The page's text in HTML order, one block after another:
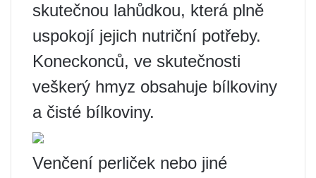
skutečnou lahůdkou, která plně
uspokojí jejich nutriční potřeby.
Koneckonců, ve skutečnosti
veškerý hmyz obsahuje bílkoviny
a čisté bílkoviny.
Venčení perliček nebo jiné